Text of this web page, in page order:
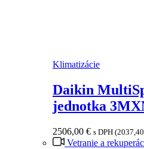
Klimatizácie
Daikin
jednotka
2506,00 € s DPH (2037,40
Vetranie a